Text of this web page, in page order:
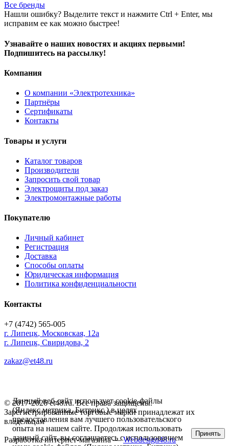
Все бренды
Нашли ошибку? Выделите текст и нажмите Ctrl + Enter, мы
исправим ее как можно быстрее!
Узнавайте о наших новостях и акциях первыми!
Подпишитесь на рассылку!
Компания
О компании «Электротехника»
Партнёры
Сертификаты
Контакты
Товары и услуги
Каталог товаров
Производители
Запросить свой товар
Электрощиты под заказ
Электромонтажные работы
Покупателю
Личный кабинет
Регистрация
Доставка
Способы оплаты
Юридическая информация
Политика конфиденциальности
Контакты
+7 (4742) 565-005
г. Липецк, Московская, 12а
г. Липецк, Свиридова, 2
zakaz@et48.ru
© 2017-2026 et48.ru. Все права защищены.
Зарегистрированные торговые марки принадлежат их
владельцам
Разработка интернет-магазина —Webdesign48.ru
Данный веб-сайт использует cookie-файлы
(Яндекс метрика, Битрикс ) в целях
предоставления вам лучшего пользовательского
опыта на нашем сайте. Продолжая использовать
данный сайт, вы соглашаетесь с использованием
Принять